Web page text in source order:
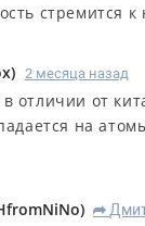
стремится к
) 2 месяца назад
отличии от
на
) R